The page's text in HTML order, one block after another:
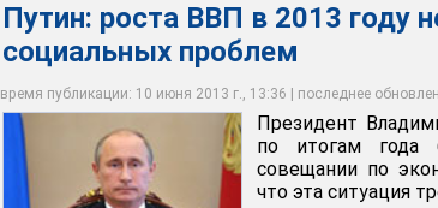
Путин: роста ВВП в 2013 году
социальных проблем
время публикации: 10 июня 2013 г., 13:36 | последнее
Путин: роста ВВП в 2013 году не хватит для
Пресс-служба Президента РоссииПрезидент
по итогам года
совещании по
что эта ситуация